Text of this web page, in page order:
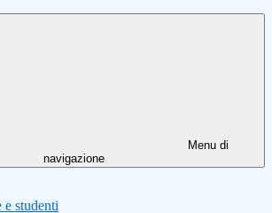
Menu di
navigazione
e studenti